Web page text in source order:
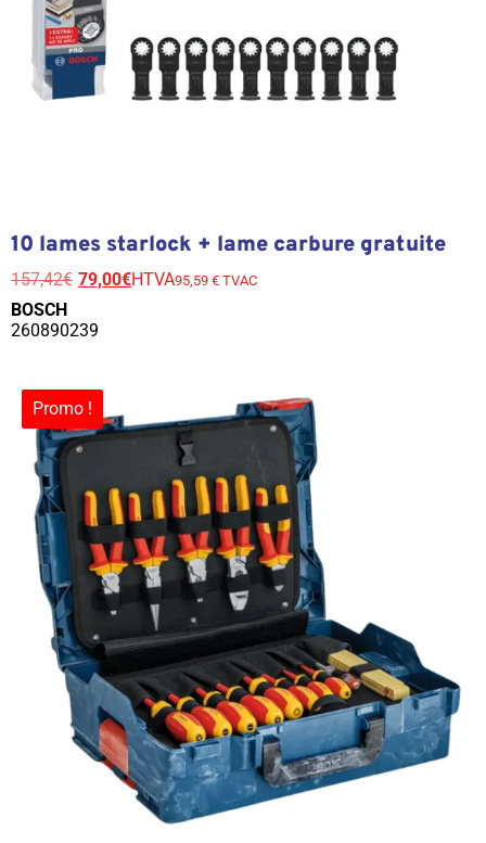
10 lames starlock + lame carbure gratuite
157,42€ 79,00€HTVA95,59 € TVAC
BOSCH
260890239
Promo !